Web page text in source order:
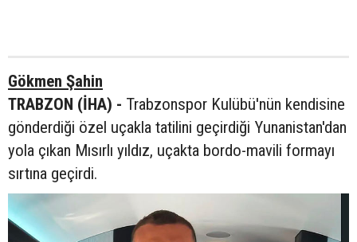
Gökmen Şahin
TRABZON (İHA) - Trabzonspor Kulübü'nün kendisine
gönderdiği özel uçakla tatilini geçirdiği Yunanistan'dan
yola çıkan Mısırlı yıldız, uçakta bordo-mavili formayı
sırtına geçirdi.